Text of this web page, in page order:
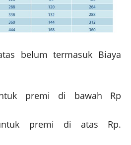
belum termasuk Biaya
premi di bawah Rp
premi di atas Rp.